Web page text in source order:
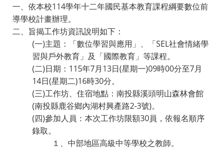
一、依本校114學年十二年國民基本教育課程綱要數位前
導學校計畫辦理。
二、旨揭工作坊資訊說明如下：
(一)主題：「數位學習與應用」、「SEL社會情緒學
習與戶外教育」及「國際教育」等課程。
(二)日期：115年7月13日(星期一)09時00分至7月
14日(星期二)16時30分。
(三)工作坊、住宿地點：南投縣溪頭明山森林會館
(南投縣鹿谷鄉內湖村興產路2-3號)。
(四)參加人員：本次工作坊限額30員，依報名順序
錄取。
１、中部地區高級中等學校之教師。